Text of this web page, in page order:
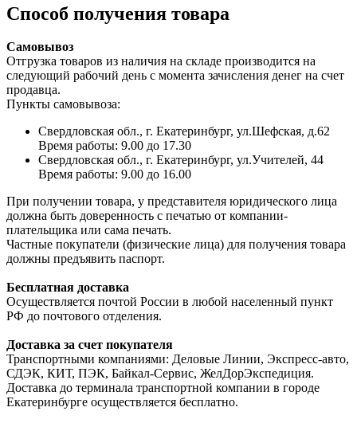
Способ получения товара
Самовывоз
Отгрузка товаров из наличия на складе производится на
следующий рабочий день с момента зачисления денег на счет
продавца.
Пункты самовывоза:
Свердловская обл., г. Екатеринбург, ул.Шефская, д.62
Время работы: 9.00 до 17.30
Свердловская обл., г. Екатеринбург, ул.Учителей, 44
Время работы: 9.00 до 16.00
При получении товара, у представителя юридического лица
должна быть доверенность с печатью от компании-
плательщика или сама печать.
Частные покупатели (физические лица) для получения товара
должны предъявить паспорт.
Бесплатная доставка
Осуществляется почтой России в любой населенный пункт
РФ до почтового отделения.
Доставка за счет покупателя
Транспортными компаниями: Деловые Линии, Экспресс-авто,
СДЭК, КИТ, ПЭК, Байкал-Сервис, ЖелДорЭкспедиция.
Доставка до терминала транспортной компании в городе
Екатеринбурге осуществляется бесплатно.